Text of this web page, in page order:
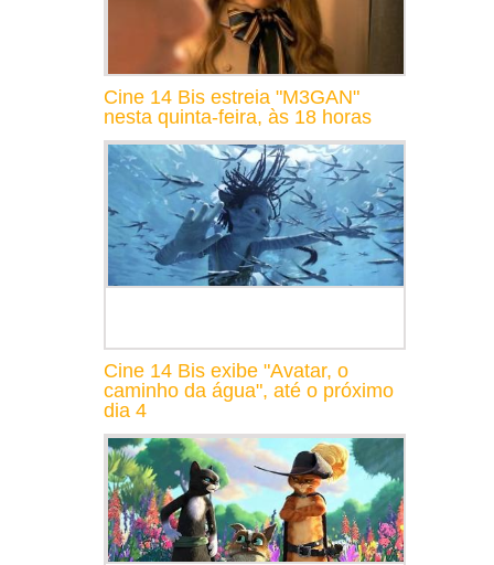
Cine 14 Bis estreia "M3GAN"
nesta quinta-feira, às 18 horas
Cine 14 Bis exibe "Avatar, o
caminho da água", até o próximo
dia 4